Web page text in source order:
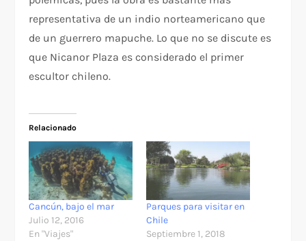
representativa de un indio norteamericano que
de un guerrero mapuche. Lo que no se discute es
que Nicanor Plaza es considerado el primer
escultor chileno.
Relacionado
Cancún, bajo el mar
Julio 12, 2016
En "Viajes"
Parques para visitar en
Chile
Septiembre 1, 2018